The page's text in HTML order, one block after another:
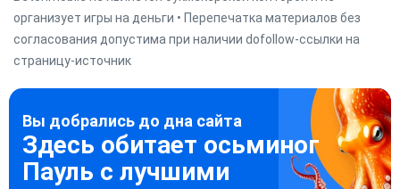
организует игры на деньги • Перепечатка материалов без
согласования допустима при наличии dofollow-ссылки на
страницу-источник